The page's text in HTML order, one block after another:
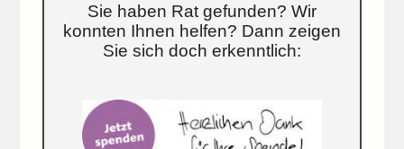
Sie haben Rat gefunden? Wir
konnten Ihnen helfen? Dann zeigen
Sie sich doch erkenntlich: